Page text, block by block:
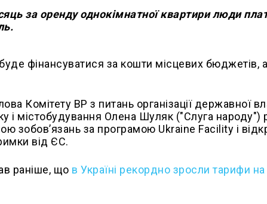
за оренду однокімнатної квартири люди
фінансуватися за кошти місцевих бюджетів, а
Комітету ВР з питань організації державної
і містобудування Олена Шуляк ("Слуга
зобов’язань за програмою Ukraine Facility і
від ЄС.
раніше, що вУкраїні рекордно зросли тарифи